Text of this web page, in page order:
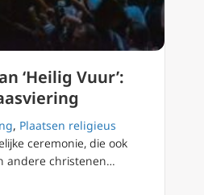
‘Heilig Vuur’:
, Plaatsen religieus
ceremonie, die ook
andere christenen…
van ‘Heilig Vuur’: